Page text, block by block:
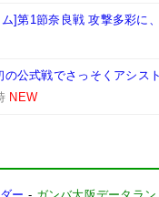
]第1節奈良戦 攻撃多彩に
の公式戦でさっそくアシス
NEW